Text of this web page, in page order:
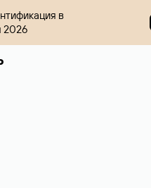
в
2026